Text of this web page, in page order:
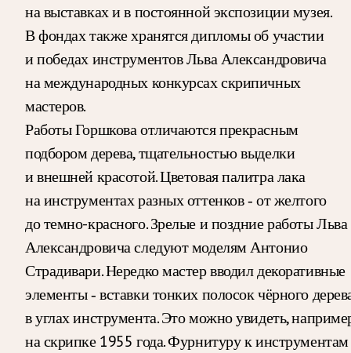
на выставках и в постоянной экспозиции музея.
В фондах также хранятся дипломы об участии
и победах инструментов Льва Александровича
на международных конкурсах скрипичных
мастеров.
Работы Горшкова отличаются прекрасным
подбором дерева, тщательностью выделки
и внешней красотой. Цветовая палитра лака
на инструментах разных оттенков ‑ от желтого
до темно-красного. Зрелые и поздние работы Льва
Александровича следуют моделям Антонио
Страдивари. Нередко мастер вводил декоративные
элементы ‑ вставки тонких полосок чёрного
в углах инструмента. Это можно увидеть,
на скрипке 1955 года. Фурнитуру к инструментам